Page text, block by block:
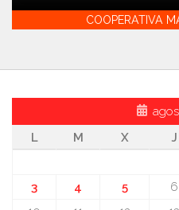
COOPERATIVA
L
M X J
3
4 5 6